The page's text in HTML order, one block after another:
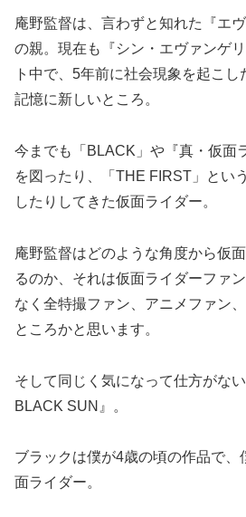
庵野監督は、言わずと知れた『エ
の親。現在も『シン・エヴァンゲ
ト中で、5年前に社会現象を起こ
記憶に新しいところ。
今までも「BLACK」や『真・仮面
を図ったり、「THE FIRST」とい
したりしてきた仮面ライダー。
庵野監督はどのような角度から仮
るのか、それは仮面ライダーファ
なく全特撮ファン、アニメファン
ところかと思います。
そして同じく気になって仕方がな
BLACK SUN』。
ブラックは僕が4歳の頃の作品で、
面ライダー。